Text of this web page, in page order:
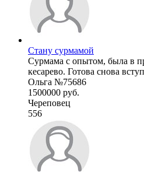
Стану сурмамой
Сурмама с опытом, была в
кесарево. Готова снова
Ольга №75686
1500000 руб.
Череповец
556